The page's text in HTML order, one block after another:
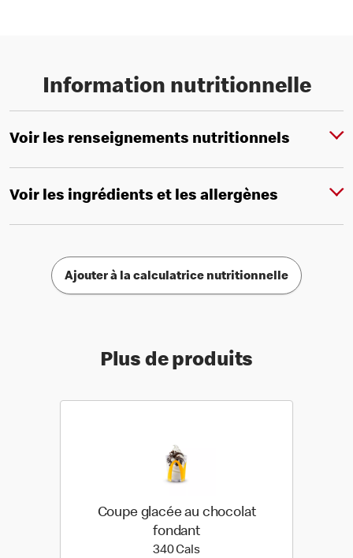
Information nutritionnelle
Voir les renseignements nutritionnels
Voir les ingrédients et les allergènes
Ajouter à la calculatrice nutritionnelle
Plus de produits
Coupe glacée au chocolat
fondant
340 Cals340 calories